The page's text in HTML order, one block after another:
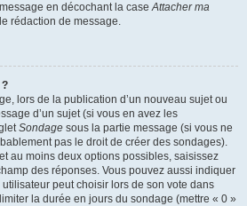
en décochant la caseAttacher ma
rédaction de message.
lors de la publication d’un nouveau sujet ou
d’un sujet (si vous en avez les
Sondage sous la partie message (si vous ne
pas le droit de créer des sondages).
au moins deux options possibles, saisissez
des réponses. Vous pouvez aussi indiquer
utilisateur peut choisir lors de son vote dans
la durée en jours du sondage (mettre « 0 »